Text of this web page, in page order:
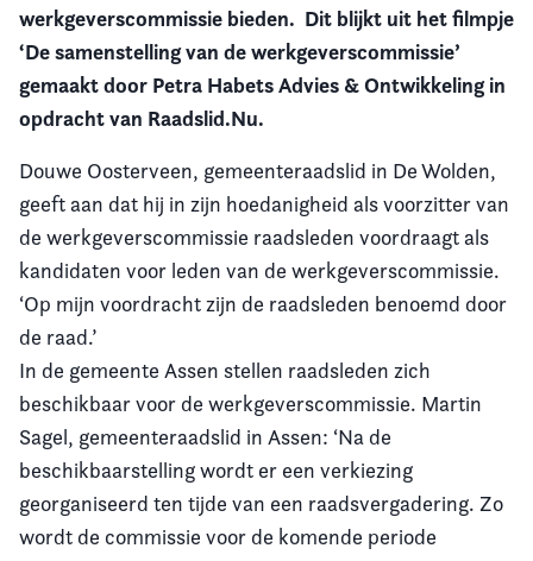
werkgeverscommissie bieden. Dit blijkt uit het filmpje
‘De samenstelling van de werkgeverscommissie’
gemaakt door Petra Habets Advies & Ontwikkeling in
opdracht van Raadslid.Nu.
Douwe Oosterveen, gemeenteraadslid in De Wolden,
geeft aan dat hij in zijn hoedanigheid als voorzitter van
de werkgeverscommissie raadsleden voordraagt als
kandidaten voor leden van de werkgeverscommissie.
‘Op mijn voordracht zijn de raadsleden benoemd door
de raad.’
In de gemeente Assen stellen raadsleden zich
beschikbaar voor de werkgeverscommissie. Martin
Sagel, gemeenteraadslid in Assen: ‘Na de
beschikbaarstelling wordt er een verkiezing
georganiseerd ten tijde van een raadsvergadering. Zo
wordt de commissie voor de komende periode